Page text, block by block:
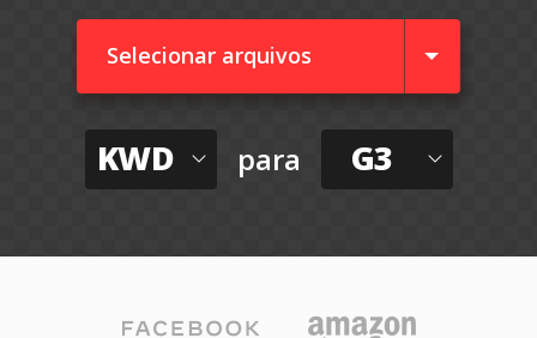
Selecionar arquivos
KWD para G3